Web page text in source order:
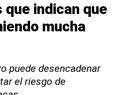
indican que
mucha
puede desencadenar
el riesgo de